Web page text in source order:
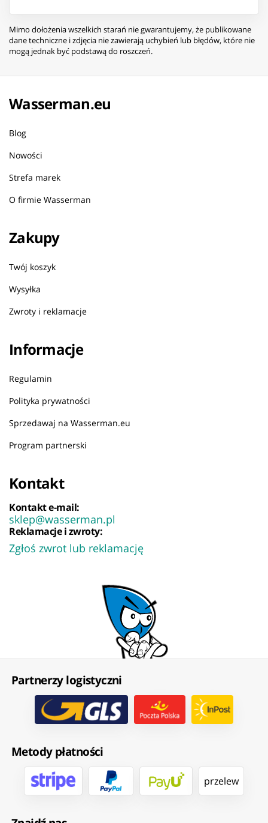
Mimo dołożenia wszelkich starań nie gwarantujemy, że publikowane
dane techniczne i zdjęcia nie zawierają uchybień lub błędów, które nie
mogą jednak być podstawą do roszczeń.
Wasserman.eu
Blog
Nowości
Strefa marek
O firmie Wasserman
Zakupy
Twój koszyk
Wysyłka
Zwroty i reklamacje
Informacje
Regulamin
Polityka prywatności
Sprzedawaj na Wasserman.eu
Program partnerski
Kontakt
Kontakt e-mail:
sklep@wasserman.pl
Reklamacje i zwroty:
Zgłoś zwrot lub reklamację
Partnerzy logistyczni
Metody płatności
przelew